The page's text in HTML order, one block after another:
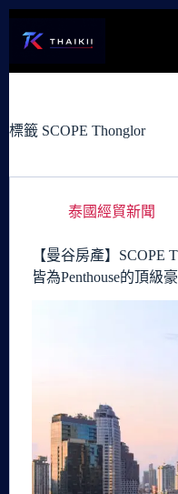
容
標籤 SCOPE Thonglor
泰國經貿新聞
【曼谷房產】SCOPE
皆為Penthouse的頂級